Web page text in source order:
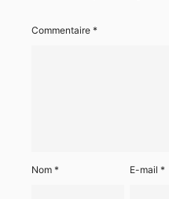
Commentaire *
Nom * E-mail*